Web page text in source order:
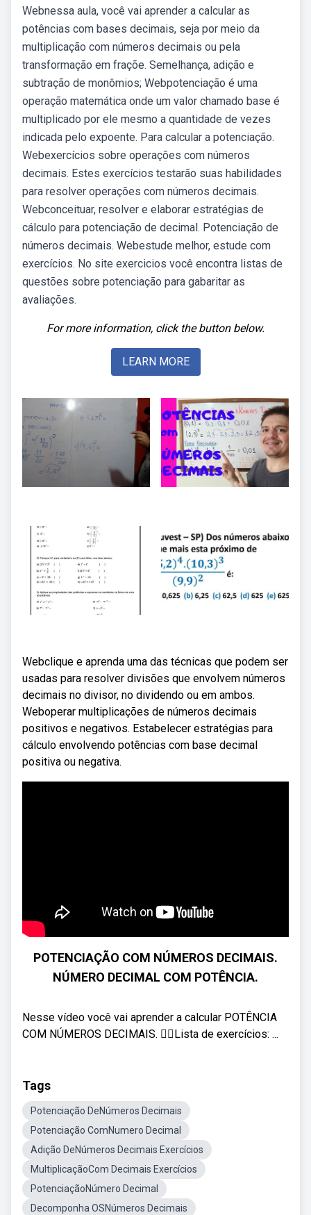
Webnessa aula, você vai aprender a calcular as
potências com bases decimais, seja por meio da
multiplicação com números decimais ou pela
transformação em fraçõe. Semelhança, adição e
subtração de monômios; Webpotenciação é uma
operação matemática onde um valor chamado base é
multiplicado por ele mesmo a quantidade de vezes
indicada pelo expoente. Para calcular a potenciação.
Webexercícios sobre operações com números
decimais. Estes exercícios testarão suas habilidades
para resolver operações com números decimais.
Webconceituar, resolver e elaborar estratégias de
cálculo para potenciação de decimal. Potenciação de
números decimais. Webestude melhor, estude com
exercícios. No site exercicios você encontra listas de
questões sobre potenciação para gabaritar as
avaliações.
For more information, click the button below.
LEARN MORE
Webclique e aprenda uma das técnicas que podem ser
usadas para resolver divisões que envolvem números
decimais no divisor, no dividendo ou em ambos.
Weboperar multiplicações de números decimais
positivos e negativos. Estabelecer estratégias para
cálculo envolvendo potências com base decimal
positiva ou negativa.
POTENCIAÇÃO COM NÚMEROS DECIMAIS.
NÚMERO DECIMAL COM POTÊNCIA.
Nesse vídeo você vai aprender a calcular POTÊNCIA
COM NÚMEROS DECIMAIS. 👉🏻Lista de exercícios: ...
Tags
Potenciação DeNúmeros Decimais
Potenciação ComNumero Decimal
Adição DeNúmeros Decimais Exercícios
MultiplicaçãoCom Decimais Exercícios
PotenciaçãoNúmero Decimal
Decomponha OSNúmeros Decimais